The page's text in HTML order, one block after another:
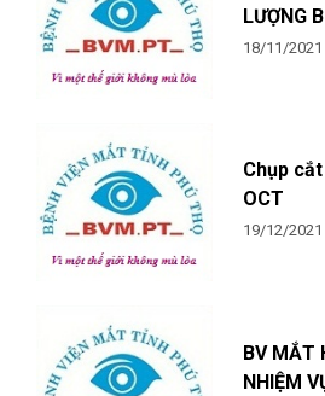
LƯỢNG
18/11/2021
Chụp
OCT
19/12/2021
BV MẮT
NHIỆM